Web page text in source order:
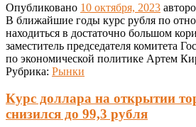
Опубликовано 10 октября, 2023
В ближайшие годы курс рубля по
находиться в достаточно большом
заместитель председателя комитета
по экономической политике Артем
Рубрика: Рынки
Курс доллара на открытии
снизился до 99,3 рубля